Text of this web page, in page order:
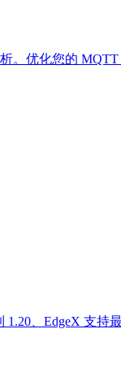
优化您的
、EdgeX 支持